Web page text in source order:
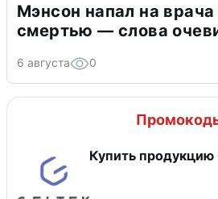
Мэнсон напал на
смертью — слова
6 августа 0
Купить продукцию